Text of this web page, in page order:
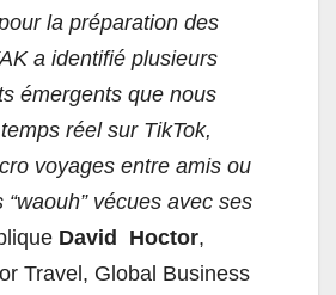
la préparation des
a identifié plusieurs
émergents que nous
réel sur TikTok,
voyages entre amis ou
vécues avec ses
David Hoctor,
Travel, Global Business